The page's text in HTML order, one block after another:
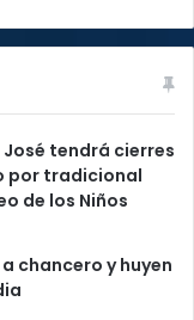
tendrá cierres
por tradicional
de los Niños
chancero y huyen